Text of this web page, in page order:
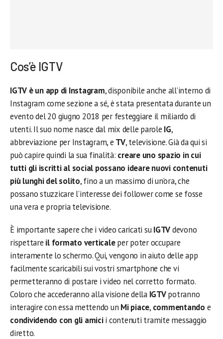
Cos’è IGTV
IGTV è un app di Instagram, disponibile anche all’interno di
Instagram come sezione a sé, è stata presentata durante un
evento del 20 giugno 2018 per festeggiare il miliardo di
utenti. Il suo nome nasce dal mix delle parole IG,
abbreviazione per Instagram, e TV, televisione. Già da qui si
può capire quindi la sua finalità: creare uno spazio in cui
tutti gli iscritti al social possano ideare nuovi contenuti
più lunghi del solito, fino a un massimo di un’ora, che
possano stuzzicare l’interesse dei follower come se fosse
una vera e propria televisione.
È importante sapere che i video caricati suIGTVdevono
rispettare il formato verticaleper poter occupare
interamente lo schermo. Qui, vengono in aiuto delle app
facilmente scaricabili sui vostri smartphone che vi
permetteranno di postare i video nel corretto formato.
Coloro che accederanno alla visione della IGTVpotranno
interagire con essa mettendo un Mi piace, commentando e
condividendo con gli amicii contenuti tramite messaggio
diretto.